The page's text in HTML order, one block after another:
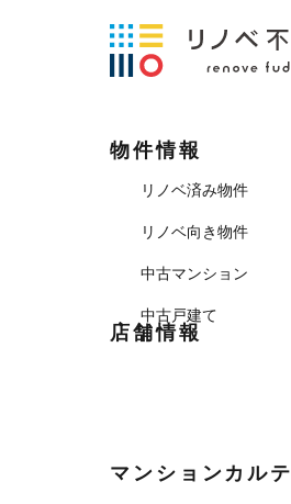
物件情報
リノベ済み物件
リノベ向き物件
中古マンション
中古戸建て
店舗情報
マンションカルテ